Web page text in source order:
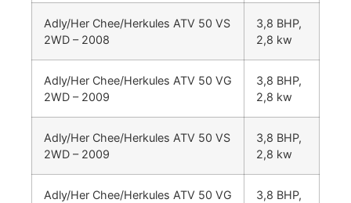
Adly/Her Chee/Herkules ATV 50 VS
2WD – 2008
3,8 BHP,
2,8 kw
Adly/Her Chee/Herkules ATV 50 VG
2WD – 2009
3,8 BHP,
2,8 kw
Adly/Her Chee/Herkules ATV 50 VS
2WD – 2009
3,8 BHP,
2,8 kw
Adly/Her Chee/Herkules ATV 50 VG
3,8 BHP,